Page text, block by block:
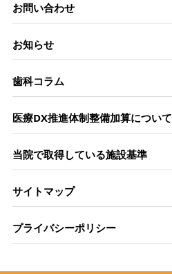
お問い合わせ
お知らせ
歯科コラム
医療DX推進体制整備加算について
当院で取得している施設基準
サイトマップ
プライバシーポリシー